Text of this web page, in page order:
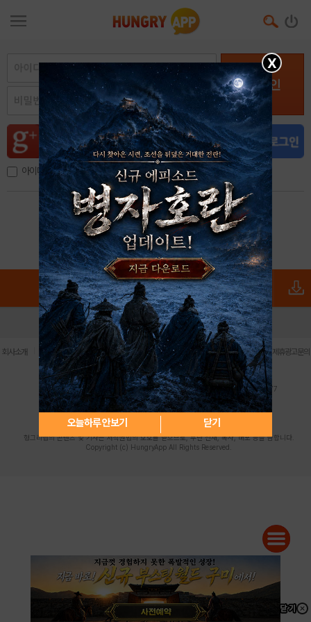
로그인
아이디, 이메일 저장
아이디 / 비밀번호 찾기 회원가입
X
오늘하루 안보기 닫기
로그인 PC버전 전체앱
회사소개 이용약관 | 개인정보 처리방침 | 청소년 보호정책 | 불법촬영물 신고센터 | 제휴광고문의
사업자등록번호:119-86-61101 (주)스마트나우 대표이사:송현두
주소: 서울시 금천구 가산디지털1로 171 연락처:063-284-8635 팩스:02-6265-0377
청소년보호책임자:김동욱desk@hungryapp.co.kr
등록번호:서울아02322 | 등록일자:2016년4월25일
발행인:(주)스마트나우 송현두 | 편집인:김동욱
헝그리앱의 콘텐츠 및 기사는 저작권법의 보호를 받으므로, 무단 전재, 복사, 배포 등을 금합니다.
Copyright (c) HungryApp All Rights Reserved.